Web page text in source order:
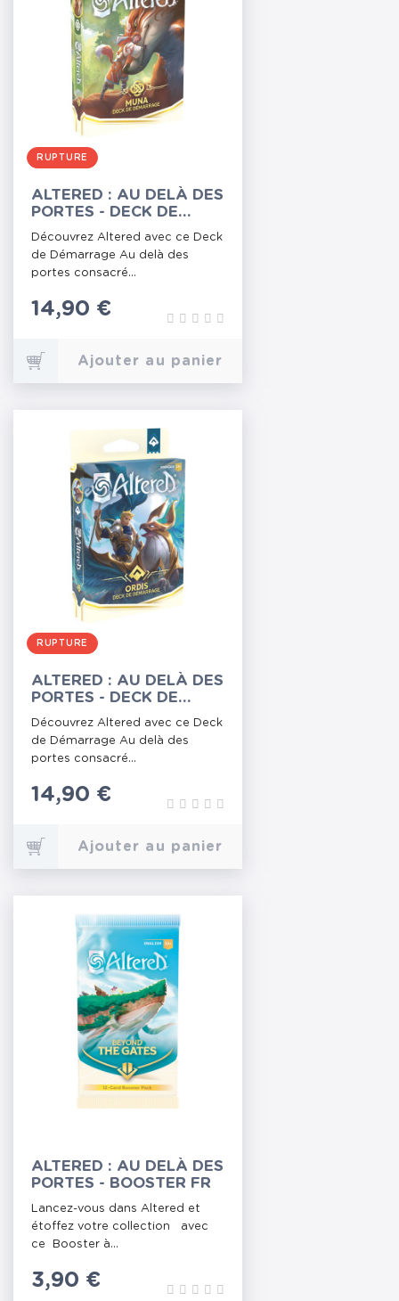
RUPTURE
ALTERED : AU DELÀ DES
PORTES - DECK DE
DÉMARRAGE MUNA
Découvrez Altered avec ce Deck
de Démarrage Au delà des
portes consacré...
Prix
14,90 €
Ajouter au panier
RUPTURE
ALTERED : AU DELÀ DES
PORTES - DECK DE
DÉMARRAGE ORDIS
Découvrez Altered avec ce Deck
de Démarrage Au delà des
portes consacré...
Prix
14,90 €
Ajouter au panier
ALTERED : AU DELÀ DES
PORTES - BOOSTER FR
Lancez-vous dans Altered et
étoffez votre collection avec
ce Booster à...
Prix
3,90 €